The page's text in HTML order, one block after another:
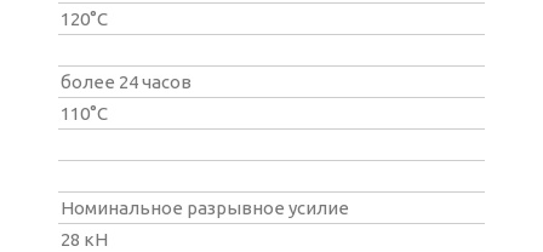
120°С
более 24 часов
110°С
Номинальное разрывное усилие
28 кН